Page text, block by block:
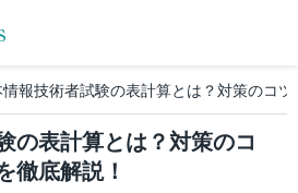
報技術者試験の表計算とは？対策のコ
の表計算とは？対策のコ
徹底解説！